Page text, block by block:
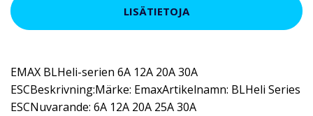
LISÄTIETOJA
EMAX BLHeli-serien 6A 12A 20A 30A
ESCBeskrivning:Märke: EmaxArtikelnamn: BLHeli Series
ESCNuvarande: 6A 12A 20A 25A 30A